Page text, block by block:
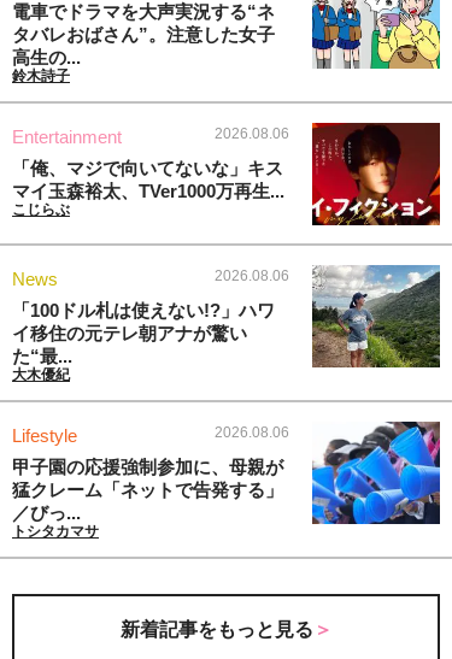
電車でドラマを大声実況する“ネ
タバレおばさん”。注意した女子
高生の...
鈴木詩子
Entertainment 2026.08.06
「俺、マジで向いてないな」キス
マイ玉森裕太、TVer1000万再生...
こじらぶ
News 2026.08.06
「100ドル札は使えない!?」ハワ
イ移住の元テレ朝アナが驚い
た“最...
大木優紀
Lifestyle 2026.08.06
甲子園の応援強制参加に、母親が
猛クレーム「ネットで告発する」
／びっ...
トシタカマサ
新着記事をもっと見る